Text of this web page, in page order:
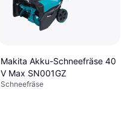
Makita Akku-Schneefräse 40
V Max SN001GZ
Schneefräse